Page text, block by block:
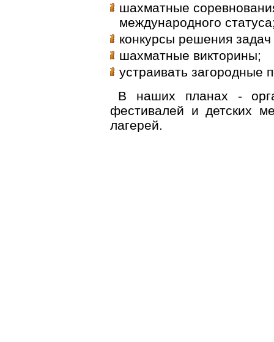
шахматные
международного
конкурсы решения
шахматные викторины;
устраивать загородные
В наших планах -
фестивалей и детских
лагерей.